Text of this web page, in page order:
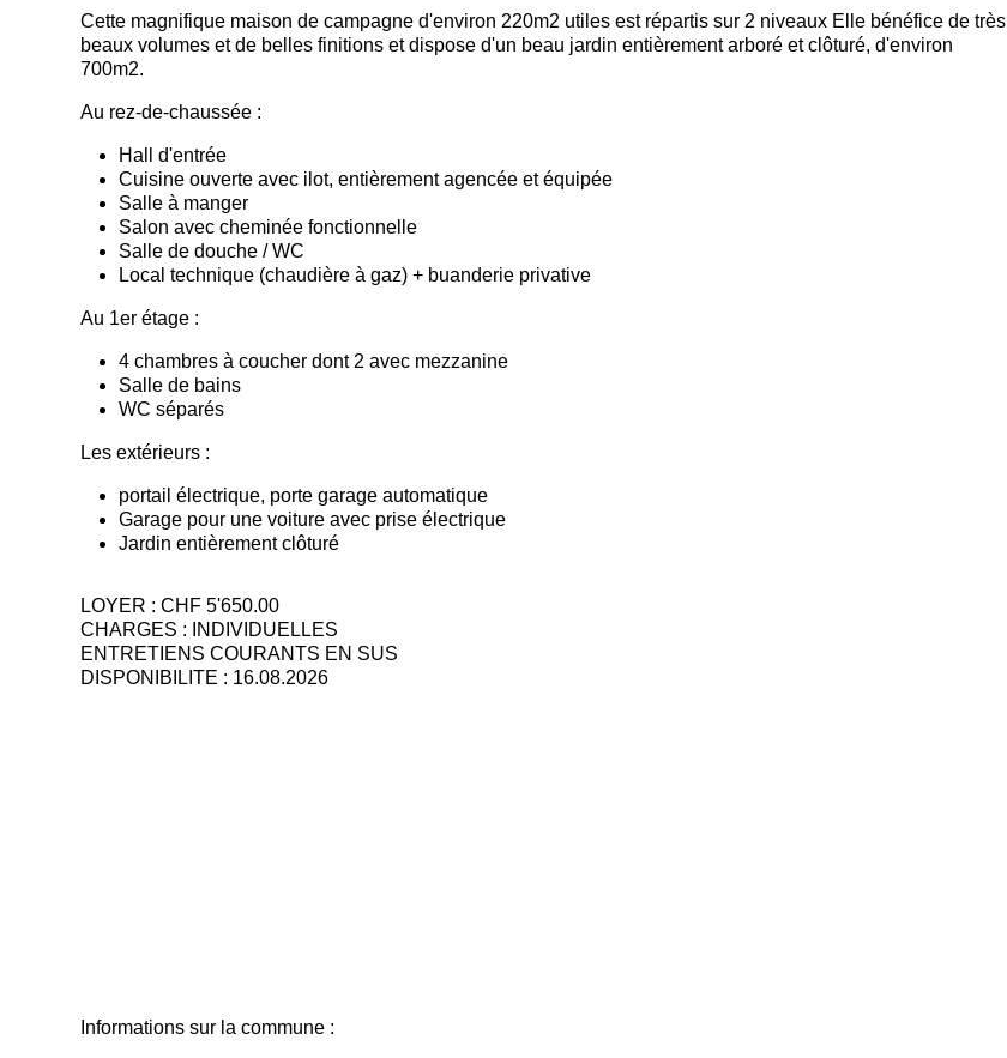
Cette magnifique maison de campagne d'environ 220m2 utiles est répartis sur 2 niveaux Elle bénéfice de très
beaux volumes et de belles finitions et dispose d'un beau jardin entièrement arboré et clôturé, d'environ
700m2.
Au rez-de-chaussée :
Hall d'entrée
Cuisine ouverte avec ilot, entièrement agencée et équipée
Salle à manger
Salon avec cheminée fonctionnelle
Salle de douche / WC
Local technique (chaudière à gaz) + buanderie privative
Au 1er étage :
4 chambres à coucher dont 2 avec mezzanine
Salle de bains
WC séparés
Les extérieurs :
portail électrique, porte garage automatique
Garage pour une voiture avec prise électrique
Jardin entièrement clôturé
LOYER : CHF 5'650.00
CHARGES : INDIVIDUELLES
ENTRETIENS COURANTS EN SUS
DISPONIBILITE : 16.08.2026
Informations sur la commune :